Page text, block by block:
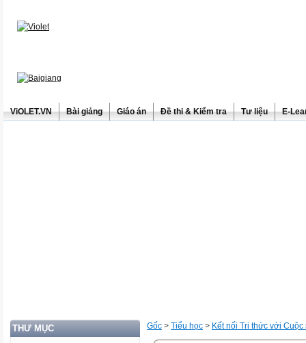
ViOLET.VN Bài giảng Giáo án Đề thi & Kiểm tra Tư liệu E-
THƯ MỤC Gốc > Tiểu học > Kết nối Tri thức với Cuộc